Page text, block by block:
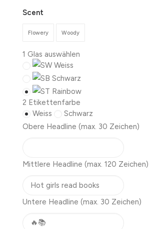
Scent
Flowery Woody
1 Glas auswählen
Weiss
Schwarz
Rainbow
2 Etikettenfarbe
Weiss
Schwarz
Obere Headline (max. 30 Zeichen)
Mittlere Headline (max. 120 Zeichen)
Untere Headline (max. 30 Zeichen)